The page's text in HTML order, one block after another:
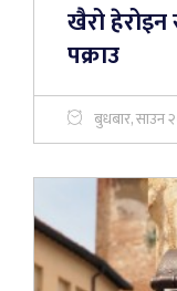
खैरो हेरोइन
पक्राउ
बुधबार, साउन